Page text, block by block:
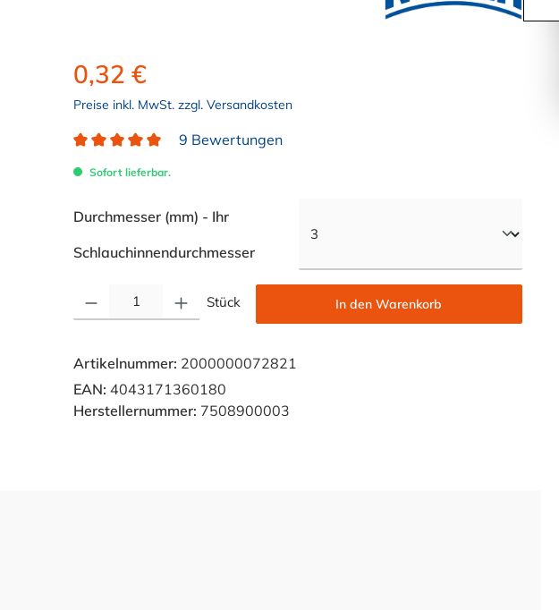
0,32 €
Preise inkl. MwSt. zzgl. Versandkosten
9 Bewertungen
Sofort lieferbar.
Durchmesser (mm) - Ihr
Schlauchinnendurchmesserauswählen
Stück In den Warenkorb
Artikelnummer: 2000000072821
EAN: 4043171360180
Herstellernummer: 7508900003